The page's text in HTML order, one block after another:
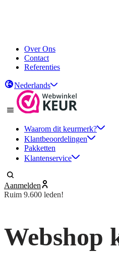
Over Ons
Contact
Referenties
Nederlands
Waarom dit keurmerk?
Klantbeoordelingen
Pakketten
Klantenservice
Aanmelden
Ruim 9.600 leden!
Webshop